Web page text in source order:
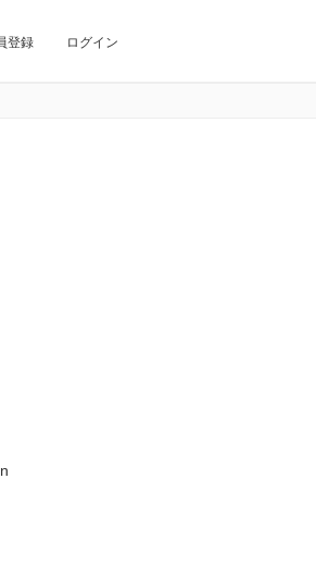
登録 ログイン